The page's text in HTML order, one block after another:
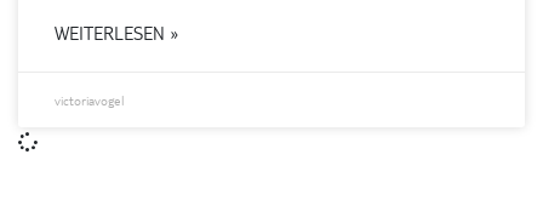
WEITERLESEN »
victoriavogel